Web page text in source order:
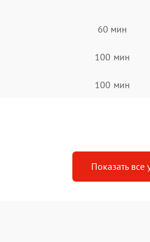
60 мин
100 мин
100 мин
Показать все